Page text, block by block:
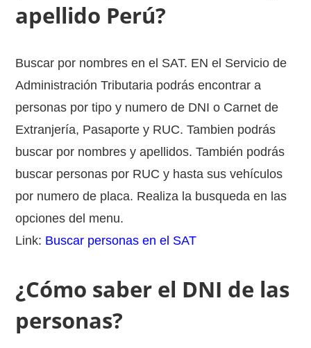
apellido Perú?
Buscar por nombres en el SAT. EN el Servicio de
Administración Tributaria podrás encontrar a
personas por tipo y numero de DNI o Carnet de
Extranjería, Pasaporte y RUC. Tambien podrás
buscar por nombres y apellidos. También podrás
buscar personas por RUC y hasta sus vehículos
por numero de placa. Realiza la busqueda en las
opciones del menu.
Link: Buscar personas en el SAT
¿Cómo saber el DNI de las
personas?